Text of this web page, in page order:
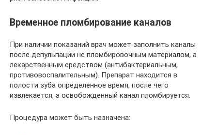
Временное пломбирование каналов
При наличии показаний врач может заполнить каналы
после депульпации не пломбировочным материалом, а
лекарственным средством (антибактериальным,
противовоспалительным). Препарат находится в
полости зуба определенное время, после чего
извлекается, а освобожденный канал пломбируется.
Процедура может быть назначена: